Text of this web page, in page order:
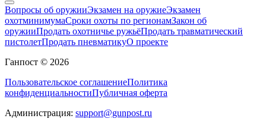
Вопросы об оружииЭкзамен на оружиеЭкзамен
охотминимумаСроки охоты по регионамЗакон об
оружииПродать охотничье ружьёПродать травматический
пистолетПродать пневматикуО проекте
Ганпост © 2026
Пользовательское соглашениеПолитика
конфиденциальностиПубличная оферта
Администрация: support@gunpost.ru